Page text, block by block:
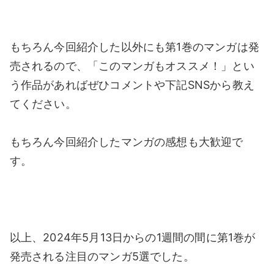
もちろん今回紹介した以外にも第1巻のマンガは発
売されるので、「このマンガもオススメ！」とい
う作品があればぜひコメントや下記SNSから教え
てください。
もちろん今回紹介したマンガの感想も大歓迎で
す。
以上、2024年5月13日からの1週間の間に第1巻が
発売される注目のマンガ5選でした。